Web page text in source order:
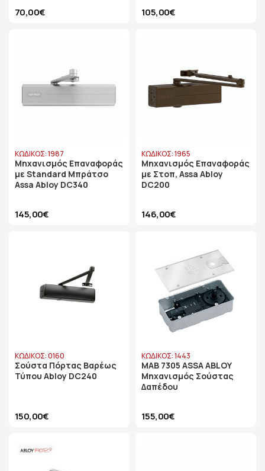
70,00€ 105,00€
ΚΩΔΙΚΟΣ: 1987
Μηχανισμός Επαναφοράς
με Standard Μπράτσο
Assa Abloy DC340
145,00€
ΚΩΔΙΚΟΣ: 1965
Μηχανισμός Επαναφοράς
με Στοπ, Assa Abloy
DC200
146,00€
ΚΩΔΙΚΟΣ: 0160
Σούστα Πόρτας Βαρέως
Τύπου Abloy DC240
150,00€
ΚΩΔΙΚΟΣ: 1443
MAB 7305 ASSA ABLOY
Μηχανισμός Σούστας
Δαπέδου
155,00€